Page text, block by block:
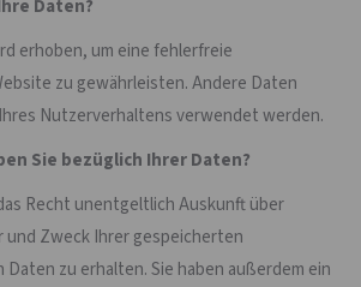
Daten?
erhoben, um eine fehlerfreie
zu gewährleisten. Andere Daten
Nutzerverhaltens verwendet werden.
Sie bezüglich Ihrer Daten?
Recht unentgeltlich Auskunft über
und Zweck Ihrer gespeicherten
zu erhalten. Sie haben außerdem ein